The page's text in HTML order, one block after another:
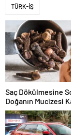
TÜRK-İŞ
Saç Dökülmesine
Doğanın Mucizesi
Kürü